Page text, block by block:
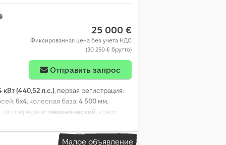
25 000 €
Фиксированная цена без учета НДС
(30 250 € брутто)
Отправить запрос
кВт (440,52 л.с.), первая регистрация:
6x4 , колесная база:4 500 мм
, тип передачи: механический , класс
нагрузка на ось (ось 2):10 000
Малое объявление